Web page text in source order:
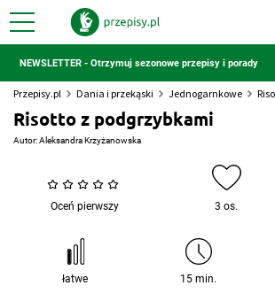
NEWSLETTER - Otrzymuj sezonowe przepisy i porady
Przepisy.pl Dania i przekąski Jednogarnkowe
Risotto z podgrzybkami
Autor:Aleksandra Krzyżanowska
Oceń pierwszy 3 os.
łatwe 15 min.